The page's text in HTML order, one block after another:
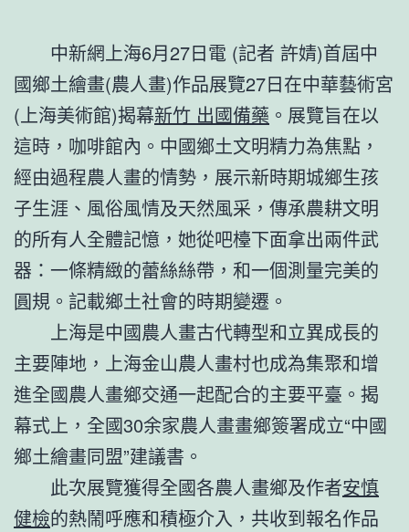
中新網上海6月27日電 (記者 許婧)首屆中
國鄉土繪畫(農人畫)作品展覽27日在中華藝術宮
(上海美術館)揭幕新竹 出國備藥 。展覽旨在以
這時，咖啡館內。中國鄉土文明精力為焦點，
經由過程農人畫的情勢，展示新時期城鄉生孩
子生涯、風俗風情及天然風采，傳承農耕文明
的所有人全體記憶，她從吧檯下面拿出兩件武
器：一條精緻的蕾絲絲帶，和一個測量完美的
圓規。記載鄉土社會的時期變遷。
上海是中國農人畫古代轉型和立異成長的
主要陣地，上海金山農人畫村也成為集聚和增
進全國農人畫鄉交通一起配合的主要平臺。揭
幕式上，全國30余家農人畫畫鄉簽署成立“中國
鄉土繪畫同盟”建議書。
此次展覽獲得全國各農人畫鄉及作者安慎
健檢的熱鬧呼應和積極介入，共收到報名作品